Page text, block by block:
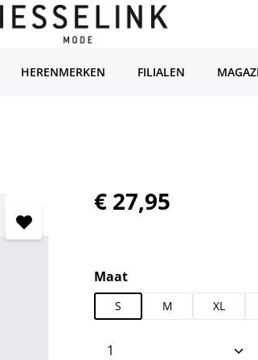
HERENMERKEN FILIALEN
Normale prijs:
€ 27,95
Selecteer
Maat
S M XL